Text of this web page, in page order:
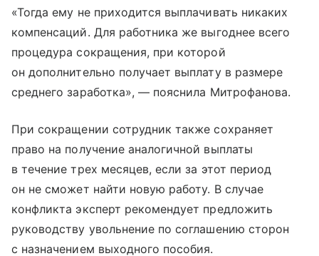
«Тогда ему не приходится выплачивать никаких
компенсаций. Для работника же выгоднее всего
процедура сокращения, при которой
он дополнительно получает выплату в размере
среднего заработка», — пояснила Митрофанова.
При сокращении сотрудник также сохраняет
право на получение аналогичной выплаты
в течение трех месяцев, если за этот период
он не сможет найти новую работу. В случае
конфликта эксперт рекомендует предложить
руководству увольнение по соглашению сторон
с назначением выходного пособия.